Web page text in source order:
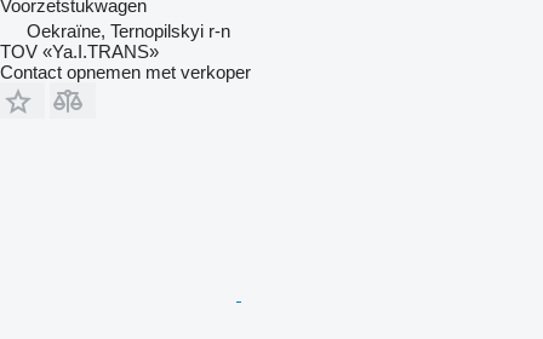
Voorzetstukwagen
Oekraïne, Ternopilskyi r-n
TOV «Ya.I.TRANS»
Contact opnemen met verkoper